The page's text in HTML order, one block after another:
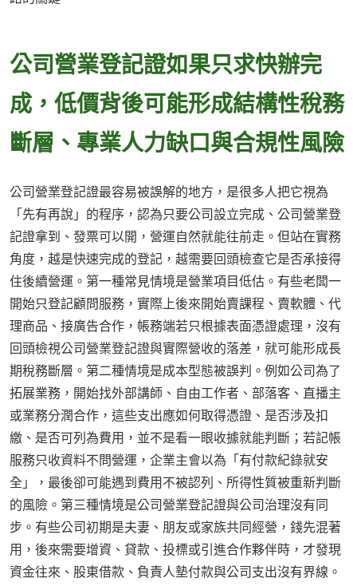
公司營業登記證如果只求快辦完
成，低價背後可能形成結構性稅務
斷層、專業人力缺口與合規性風險
公司營業登記證最容易被誤解的地方，是很多人把它視為
「先有再說」的程序，認為只要公司設立完成、公司營業登
記證拿到、發票可以開，營運自然就能往前走。但站在實務
角度，越是快速完成的登記，越需要回頭檢查它是否承接得
住後續營運。第一種常見情境是營業項目低估。有些老闆一
開始只登記顧問服務，實際上後來開始賣課程、賣軟體、代
理商品、接廣告合作，帳務端若只根據表面憑證處理，沒有
回頭檢視公司營業登記證與實際營收的落差，就可能形成長
期稅務斷層。第二種情境是成本型態被誤判。例如公司為了
拓展業務，開始找外部講師、自由工作者、部落客、直播主
或業務分潤合作，這些支出應如何取得憑證、是否涉及扣
繳、是否可列為費用，並不是看一眼收據就能判斷；若記帳
服務只收資料不問營運，企業主會以為「有付款紀錄就安
全」，最後卻可能遇到費用不被認列、所得性質被重新判斷
的風險。第三種情境是公司營業登記證與公司治理沒有同
步。有些公司初期是夫妻、朋友或家族共同經營，錢先混著
用，後來需要增資、貸款、投標或引進合作夥伴時，才發現
資金往來、股東借款、負責人墊付款與公司支出沒有界線。